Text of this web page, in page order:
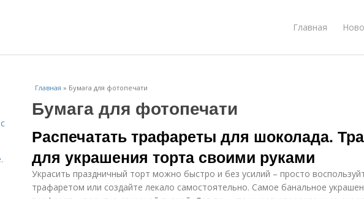
Главная
Главная » Бумага для фотопечати
Бумага для фотопечати
Распечатать трафареты для шоколада.
для украшения торта своими руками
Украсить праздничный торт можно быстро и без усилий – просто
трафаретом или создайте лекало самостоятельно. Самое банальное